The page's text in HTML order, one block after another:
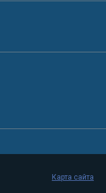
Карта сайта